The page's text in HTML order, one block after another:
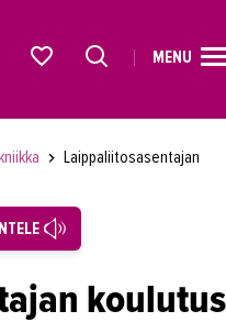
MENU
Laippaliitosasentajan
koulutus